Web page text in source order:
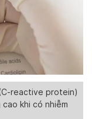
reactive protein)
khi có nhiễm